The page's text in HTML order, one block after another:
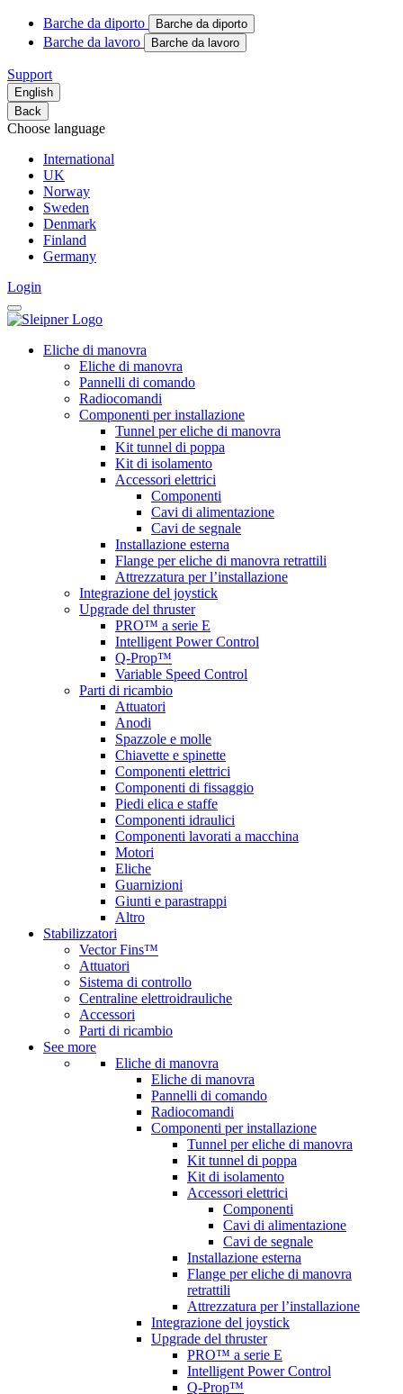
Barche da diporto Barche da diporto
Barche da lavoro Barche da lavoro
Support
English
Back
Choose language
International
UK
Norway
Sweden
Denmark
Finland
Germany
Login
Eliche di manovra
Eliche di manovra
Pannelli di comando
Radiocomandi
Componenti per installazione
Tunnel per eliche di manovra
Kit tunnel di poppa
Kit di isolamento
Accessori elettrici
Componenti
Cavi di alimentazione
Cavi de segnale
Installazione esterna
Flange per eliche di manovra retrattili
Attrezzatura per l’installazione
Integrazione del joystick
Upgrade del thruster
PRO™ a serie E
Intelligent Power Control
Q-Prop™
Variable Speed Control
Parti di ricambio
Attuatori
Anodi
Spazzole e molle
Chiavette e spinette
Componenti elettrici
Componenti di fissaggio
Piedi elica e staffe
Componenti idraulici
Componenti lavorati a macchina
Motori
Eliche
Guarnizioni
Giunti e parastrappi
Altro
Stabilizzatori
Vector Fins™
Attuatori
Sistema di controllo
Centraline elettroidrauliche
Accessori
Parti di ricambio
See more
Eliche di manovra
Eliche di manovra
Pannelli di comando
Radiocomandi
Componenti per installazione
Tunnel per eliche di manovra
Kit tunnel di poppa
Kit di isolamento
Accessori elettrici
Componenti
Cavi di alimentazione
Cavi de segnale
Installazione esterna
Flange per eliche di manovra
retrattili
Attrezzatura per l’installazione
Integrazione del joystick
Upgrade del thruster
PRO™ a serie E
Intelligent Power Control
Q-Prop™